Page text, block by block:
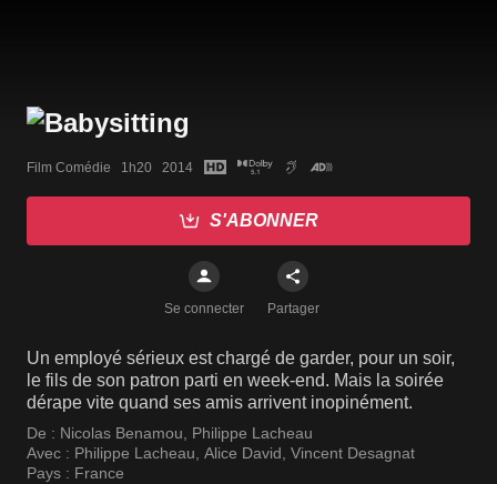
Film Comédie   1h20   2014
S'ABONNER
Se connecter Partager
Un employé sérieux est chargé de garder, pour un soir,
le fils de son patron parti en week-end. Mais la soirée
dérape vite quand ses amis arrivent inopinément.
De : Nicolas Benamou, Philippe Lacheau
Avec : Philippe Lacheau, Alice David, Vincent Desagnat
Pays : France